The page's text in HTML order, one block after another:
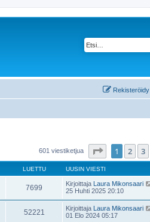
Rekisteröidy
601 viestiketjua Sivu 13
1 2 3
LUETTU UUSIN VIESTI
7699 Kirjoittaja Laura Mikonsaari
25 Huhti 2025 20:10
52221 Kirjoittaja Laura Mikonsaari
01 Elo 2024 05:17